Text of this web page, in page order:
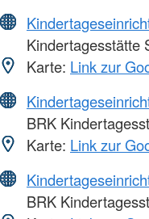
Kindertagesstätte
Karte: Link zur
BRK
Karte: Link zur
BRK